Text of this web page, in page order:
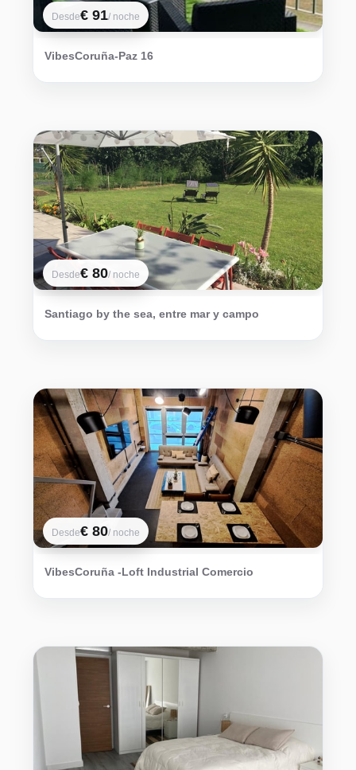
VibesCoruña-Paz 16
Desde€ 91/ noche
Santiago by the sea, entre mar y campo
Desde€ 80/ noche
VibesCoruña -Loft Industrial Comercio
Desde€ 80/ noche